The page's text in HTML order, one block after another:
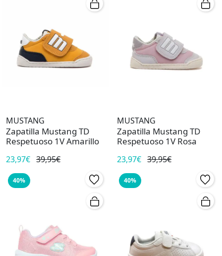
MUSTANG
Zapatilla Mustang TD
Respetuoso 1V Amarillo
23,97€ 39,95€
MUSTANG
Zapatilla Mustang TD
Respetuoso 1V Rosa
23,97€ 39,95€
40% 40%